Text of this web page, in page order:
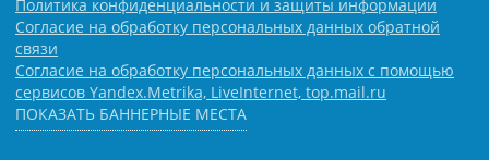
Политика конфиденциальности и защиты информации
Согласие на обработку персональных данных обратной
связи
Согласие на обработку персональных данных с помощью
сервисов Yandex.Metrika, LiveInternet, top.mail.ru
ПОКАЗАТЬ БАННЕРНЫЕ МЕСТА